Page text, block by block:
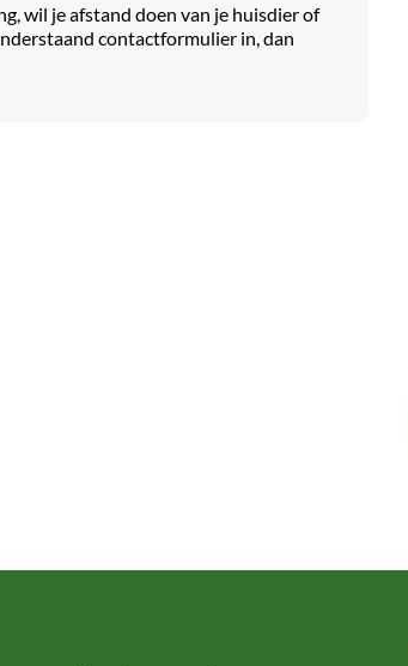
wil je afstand doen van je huisdier of
contactformulier in, dan